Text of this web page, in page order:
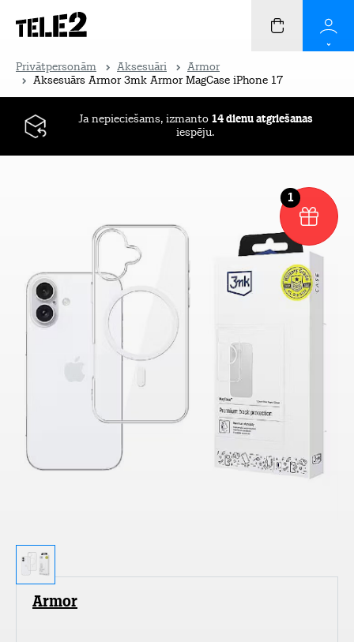
Privātpersonām Aksesuāri
Armor
Aksesuārs Armor 3mk Armor MagCase iPhone 17
Ja nepieciešams, izmanto 14 dienu atgriešanas
iespēju.
1
Armor